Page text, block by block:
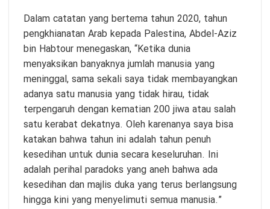
Dalam catatan yang bertema tahun 2020, tahun
pengkhianatan Arab kepada Palestina, Abdel-Aziz
bin Habtour menegaskan, “Ketika dunia
menyaksikan banyaknya jumlah manusia yang
meninggal, sama sekali saya tidak membayangkan
adanya satu manusia yang tidak hirau, tidak
terpengaruh dengan kematian 200 jiwa atau salah
satu kerabat dekatnya. Oleh karenanya saya bisa
katakan bahwa tahun ini adalah tahun penuh
kesedihan untuk dunia secara keseluruhan. Ini
adalah perihal paradoks yang aneh bahwa ada
kesedihan dan majlis duka yang terus berlangsung
hingga kini yang menyelimuti semua manusia.”